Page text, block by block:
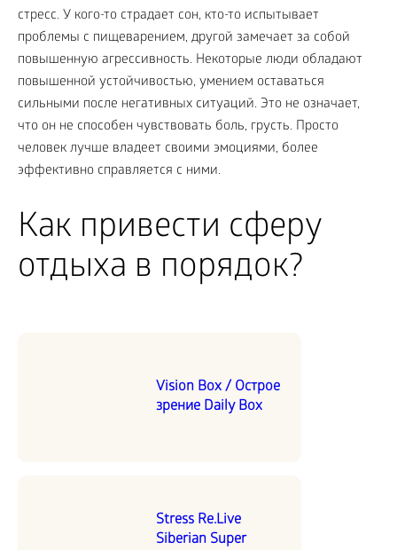
стресс. У кого-то страдает сон, кто-то испытывает
проблемы с пищеварением, другой замечает за собой
повышенную агрессивность. Некоторые люди обладают
повышенной устойчивостью, умением оставаться
сильными после негативных ситуаций. Это не означает,
что он не способен чувствовать боль, грусть. Просто
человек лучше владеет своими эмоциями, более
эффективно справляется с ними.
Как привести сферу
отдыха в порядок?
Vision Box / Острое
зрение Daily Box
Stress Re.Live
Siberian Super